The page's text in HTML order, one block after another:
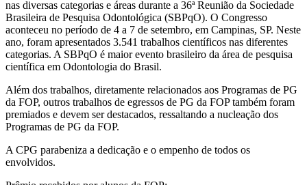
nas diversas categorias e áreas durante a 36ª Reunião da Sociedade
Brasileira de Pesquisa Odontológica (SBPqO). O Congresso
aconteceu no período de 4 a 7 de setembro, em Campinas, SP. Neste
ano, foram apresentados 3.541 trabalhos científicos nas diferentes
categorias. A SBPqO é maior evento brasileiro da área de pesquisa
científica em Odontologia do Brasil.
Além dos trabalhos, diretamente relacionados aos Programas de PG
da FOP, outros trabalhos de egressos de PG da FOP também foram
premiados e devem ser destacados, ressaltando a nucleação dos
Programas de PG da FOP.
A CPG parabeniza a dedicação e o empenho de todos os
envolvidos.